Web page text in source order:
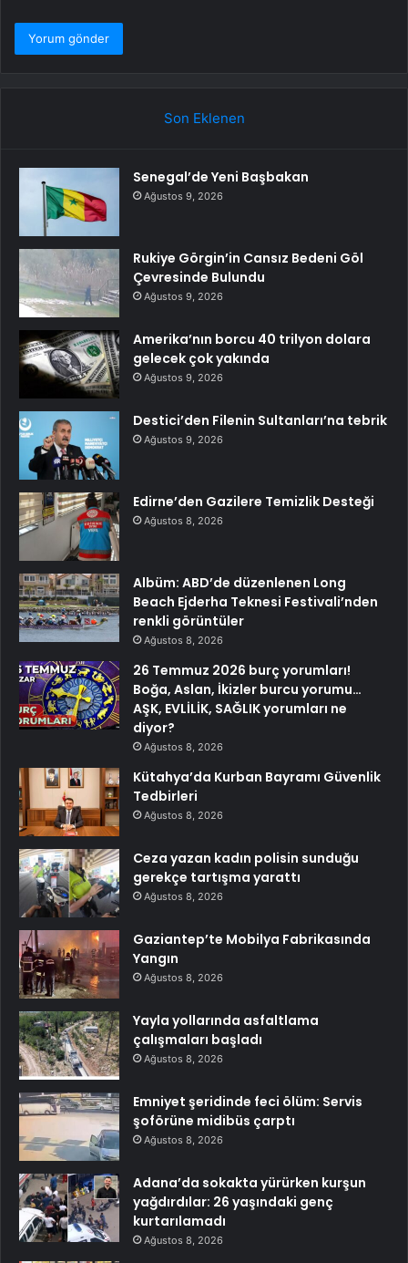
Son Eklenen
Senegal’de Yeni Başbakan
Ağustos 9, 2026
Rukiye Görgin’in Cansız Bedeni Göl
Çevresinde Bulundu
Ağustos 9, 2026
Amerika’nın borcu 40 trilyon dolara
gelecek çok yakında
Ağustos 9, 2026
Destici’den Filenin Sultanları’na tebrik
Ağustos 9, 2026
Edirne’den Gazilere Temizlik Desteği
Ağustos 8, 2026
Albüm: ABD’de düzenlenen Long
Beach Ejderha Teknesi Festivali’nden
renkli görüntüler
Ağustos 8, 2026
26 Temmuz 2026 burç yorumları!
Boğa, Aslan, İkizler burcu yorumu…
AŞK, EVLİLİK, SAĞLIK yorumları ne
diyor?
Ağustos 8, 2026
Kütahya’da Kurban Bayramı Güvenlik
Tedbirleri
Ağustos 8, 2026
Ceza yazan kadın polisin sunduğu
gerekçe tartışma yarattı
Ağustos 8, 2026
Gaziantep’te Mobilya Fabrikasında
Yangın
Ağustos 8, 2026
Yayla yollarında asfaltlama
çalışmaları başladı
Ağustos 8, 2026
Emniyet şeridinde feci ölüm: Servis
şoförüne midibüs çarptı
Ağustos 8, 2026
Adana’da sokakta yürürken kurşun
yağdırdılar: 26 yaşındaki genç
kurtarılamadı
Ağustos 8, 2026